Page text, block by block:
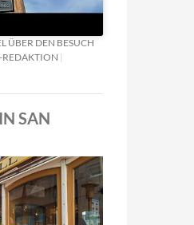
ÜBER DEN BESUCH
REDAKTION
SAN